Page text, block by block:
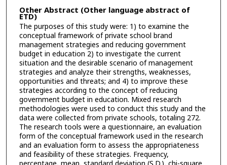
Other Abstract (Other language abstract of
ETD)
The purposes of this study were: 1) to examine the
conceptual framework of private school brand
management strategies and reducing government
budget in education 2) to investigate the current
situation and the desirable scenario of management
strategies and analyze their strengths, weaknesses,
opportunities and threats; and 4) to improve these
strategies according to the concept of reducing
government budget in education. Mixed research
methodologies were used to conduct this study and the
data were collected from private schools, totaling 272.
The research tools were a questionnaire, an evaluation
form of the conceptual framework used in the research
and an evaluation form to assess the appropriateness
and feasibility of these strategies. Frequency,